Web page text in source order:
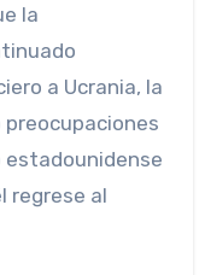
la
a Ucrania, la
estadounidense
regrese al